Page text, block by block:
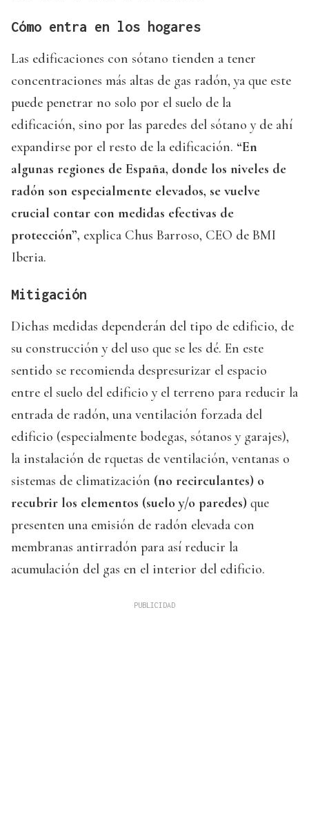
Cómo entra en los hogares
Las edificaciones con sótano tienden a tener
concentraciones más altas de gas radón, ya que este
puede penetrar no solo por el suelo de la
edificación, sino por las paredes del sótano y de ahí
expandirse por el resto de la edificación. “En
algunas regiones de España, donde los niveles de
radón son especialmente elevados, se vuelve
crucial contar con medidas efectivas de
protección”, explica Chus Barroso, CEO de BMI
Iberia.
Mitigación
Dichas medidas dependerán del tipo de edificio, de
su construcción y del uso que se les dé. En este
sentido se recomienda despresurizar el espacio
entre el suelo del edificio y el terreno para reducir la
entrada de radón, una ventilación forzada del
edificio (especialmente bodegas, sótanos y garajes),
la instalación de rquetas de ventilación, ventanas o
sistemas de climatización (no recirculantes) o
recubrir los elementos (suelo y/o paredes) que
presenten una emisión de radón elevada con
membranas antirradón para así reducir la
acumulación del gas en el interior del edificio.